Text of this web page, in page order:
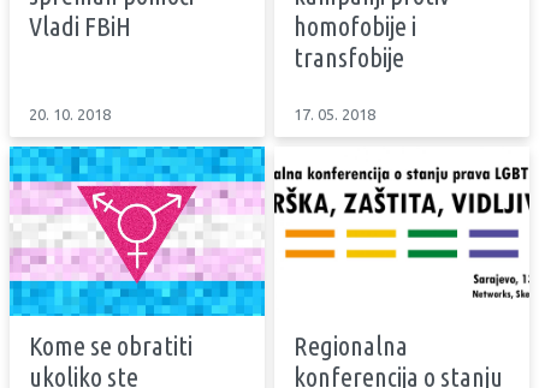
Vladi FBiH
20. 10. 2018
homofobije i
transfobije
17. 05. 2018
Kome se obratiti
ukoliko ste
Regionalna
konferencija o stanju